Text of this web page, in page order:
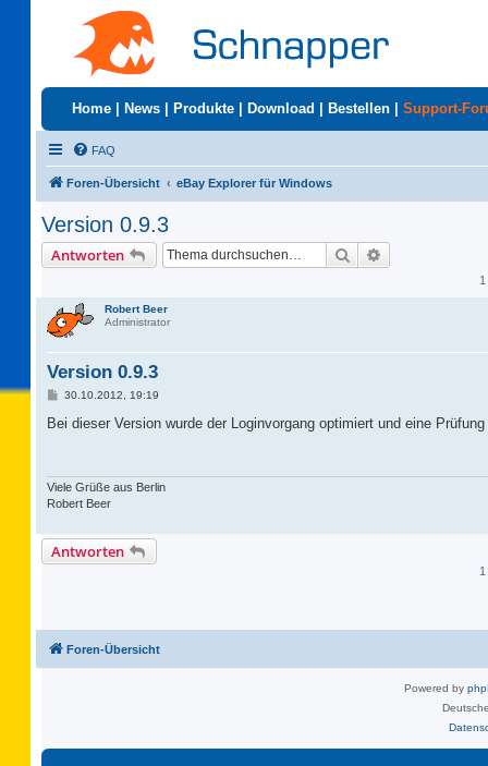
Home News Produkte Download Bestellen Support-
FAQ
Foren-Übersicht eBay Explorer für Windows
Version 0.9.3
Antworten Suche
Robert Beer
Administrator
Version 0.9.3
B
i
30.10.2012, 19:19
Bei dieser Version wurde der Loginvorgang optimiert und eine
Viele Grüße aus Berlin
Robert Beer
Antworten
Foren-Übersicht
Powered by